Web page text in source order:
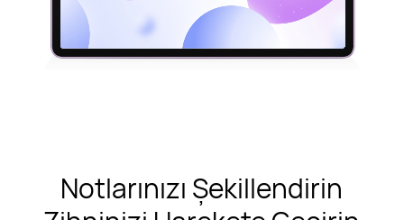
Notlarınızı Şekillendirin